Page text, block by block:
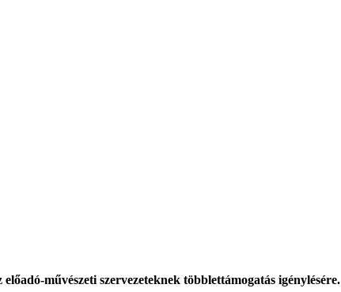
művészeti szervezeteknek többlettámogatás igénylésére.